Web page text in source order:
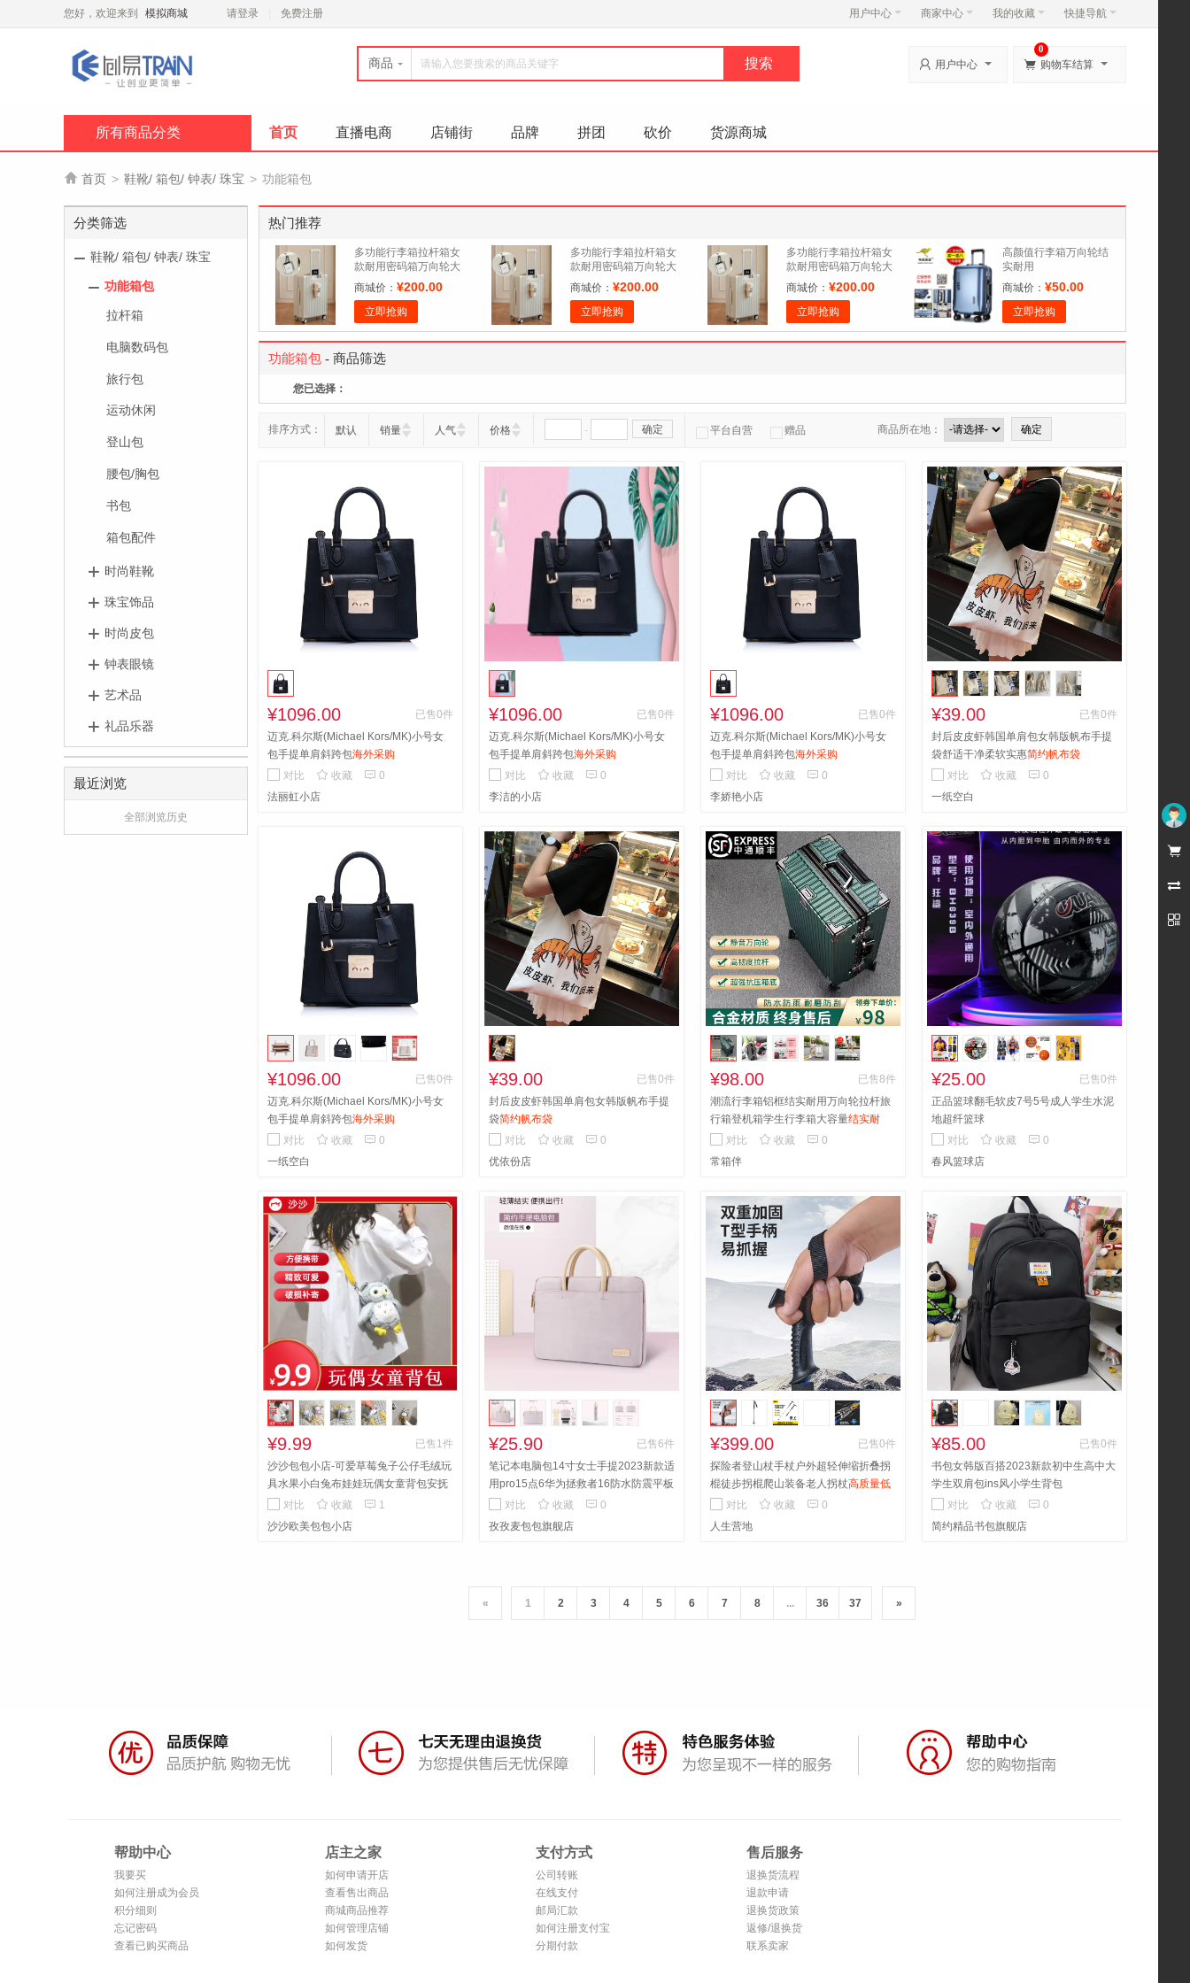
您好，欢迎来到 模拟商城 请登录 免费注册 用户中心 商家中心 我的收藏 快捷导航
未登录



商品  用户中心  购物车结算
0
所有商品分类 首页 直播电商 店铺街 品牌 拼团 砍价 货源商城
 首页 > 鞋靴/ 箱包/ 钟表/ 珠宝 > 功能箱包
分类筛选
鞋靴/ 箱包/ 钟表/ 珠宝
功能箱包
拉杆箱
电脑数码包
旅行包
运动休闲
登山包
腰包/胸包
书包
箱包配件
时尚鞋靴
珠宝饰品
时尚皮包
钟表眼镜
艺术品
礼品乐器
最近浏览
全部浏览历史
热门推荐
多功能行李箱拉杆箱女
款耐用密码箱万向轮大
容量 万向轮 白色 24寸
商城价： ¥200.00
立即抢购
多功能行李箱拉杆箱女
款耐用密码箱万向轮大
容量 万向轮 白色 22寸
商城价： ¥200.00
立即抢购
多功能行李箱拉杆箱女
款耐用密码箱万向轮大
容量 万向轮 白色 20寸
商城价： ¥200.00
立即抢购
高颜值行李箱万向轮结
实耐用
商城价： ¥50.00
立即抢购
功能箱包 - 商品筛选
您已选择：
排序方式： 默认 销量 人气 价格 - 确定 平台自营 赠品 商品所在地：
¥1096.00
已售0件
迈克.科尔斯(Michael Kors/MK)小号女
包手提单肩斜跨包海外采购
对比
 收藏  0
法丽虹小店
¥1096.00
已售0件
迈克.科尔斯(Michael Kors/MK)小号女
包手提单肩斜跨包海外采购
对比
 收藏  0
李洁的小店
¥1096.00
已售0件
迈克.科尔斯(Michael Kors/MK)小号女
包手提单肩斜跨包海外采购
对比
 收藏  0
李娇艳小店
¥39.00
已售0件
封后皮皮虾韩国单肩包女韩版帆布手提
袋舒适干净柔软实惠简约帆布袋
对比
 收藏  0
一纸空白
¥1096.00
已售0件
迈克.科尔斯(Michael Kors/MK)小号女
包手提单肩斜跨包海外采购
对比
 收藏  0
一纸空白
¥39.00
已售0件
封后皮皮虾韩国单肩包女韩版帆布手提
袋简约帆布袋
对比
 收藏  0
优依份店
¥98.00
已售8件
潮流行李箱铝框结实耐用万向轮拉杆旅
行箱登机箱学生行李箱大容量结实耐
用，性价比高
对比  收藏  0
常箱伴
¥25.00
已售0件
正品篮球翻毛软皮7号5号成人学生水泥
地超纤篮球
对比
 收藏  0
春风篮球店
¥9.99
已售1件
沙沙包包小店-可爱草莓兔子公仔毛绒玩
具水果小白兔布娃娃玩偶女童背包安抚
娃娃可爱，方便携带
对比  收藏  1
沙沙欧美包包小店
¥25.90
已售6件
笔记本电脑包14寸女士手提2023新款适
用pro15点6华为拯救者16防水防震平板
内胆包-29.90 外观简约，时尚大方，质
感不俗，增添美观，百搭手提，精致做
对比  收藏  0
孜孜麦包包旗舰店
¥399.00
已售0件
探险者登山杖手杖户外超轻伸缩折叠拐
棍徒步拐棍爬山装备老人拐杖高质量低
碳钢对比  收藏  0
人生营地
¥85.00
已售0件
书包女韩版百搭2023新款初中生高中大
学生双肩包ins风小学生背包
对比
 收藏  0
简约精品书包旗舰店
« 1 2 3 4 5 6 7 8 ... 36 37 »
帮助中心
我要买
如何注册成为会员
积分细则
忘记密码
查看已购买商品
店主之家
如何申请开店
查看售出商品
商城商品推荐
如何管理店铺
如何发货
支付方式
公司转账
在线支付
邮局汇款
如何注册支付宝
分期付款
售后服务
退换货流程
退款申请
退换货政策
返修/退换货
联系卖家